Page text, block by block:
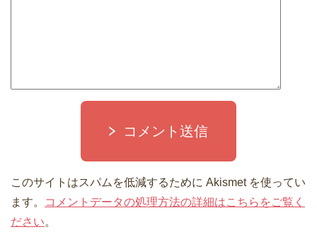
コメント送信
このサイトはスパムを低減するために Akismet を使ってい
ます。
コメントデータの処理方法の詳細はこちらをご覧く
ださい。